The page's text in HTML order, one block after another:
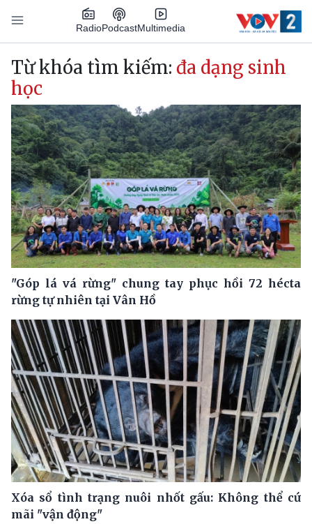
Nhảy đến nội dung
RadioPodcastMultimedia
Main navigation
Từ khóa tìm kiếm: đa dạng sinh
học
"Góp lá vá rừng" chung tay phục hồi 72 hécta
rừng tự nhiên tại Vân Hồ
Xóa sổ tình trạng nuôi nhốt gấu: Không thể cứ
mãi "vận động"